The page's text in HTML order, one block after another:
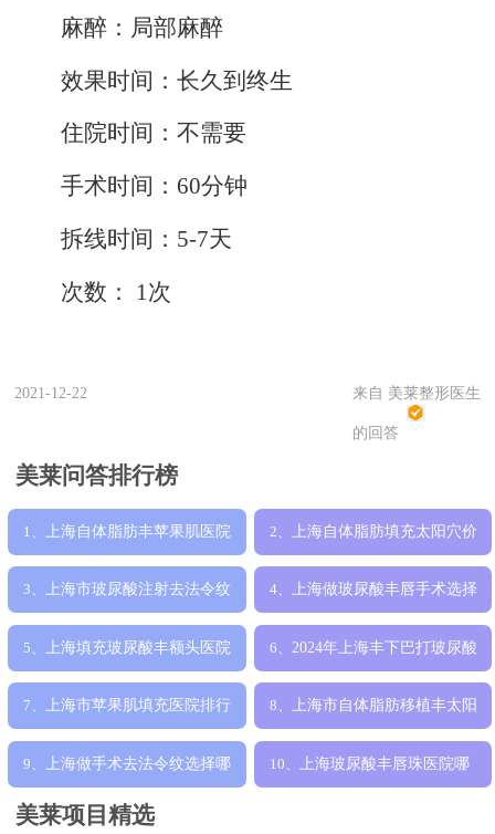
麻醉：局部麻醉
效果时间：长久到终生
住院时间：不需要
手术时间：60分钟
拆线时间：5-7天
次数： 1次
2021-12-22 来自 美莱整形医生
的回答
美莱问答排行榜
1、 上海自体脂肪丰苹果肌医院
哪个靠谱，填
2、 上海自体脂肪填充太阳穴价
格是多少钱，
3、 上海市玻尿酸注射去法令纹
医院排行榜，
4、 上海做玻尿酸丰唇手术选择
哪家医院比较
5、 上海填充玻尿酸丰额头医院
哪里比较好，
6、 2024年上海丰下巴打玻尿酸
整形医院
7、 上海市苹果肌填充医院排行
榜更新，正规
8、 上海市自体脂肪移植丰太阳
穴整形医院哪
9、 上海做手术去法令纹选择哪
家医院比较好
10、 上海玻尿酸丰唇珠医院哪
美莱项目精选